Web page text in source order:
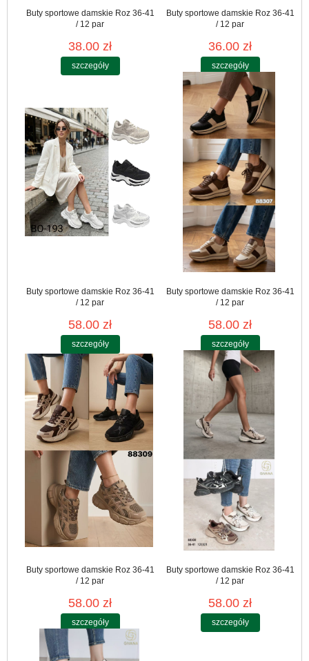
Buty sportowe damskie Roz 36-41
/ 12 par
38.00 zł
szczegóły
Buty sportowe damskie Roz 36-41
/ 12 par
36.00 zł
szczegóły
Buty sportowe damskie Roz 36-41
/ 12 par
58.00 zł
szczegóły
Buty sportowe damskie Roz 36-41
/ 12 par
58.00 zł
szczegóły
Buty sportowe damskie Roz 36-41
/ 12 par
58.00 zł
szczegóły
Buty sportowe damskie Roz 36-41
/ 12 par
58.00 zł
szczegóły